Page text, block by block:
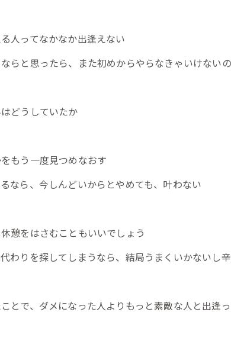
人ってなかなか出逢えない
らと思ったら、また初めからやらなきゃいけない
どうしていたか
もう一度見つめなおす
なら、今しんどいからとやめても、叶わない
憩をはさむこともいいでしょう
わりを探してしまうなら、結局うまくいかないし
とで、ダメになった人よりもっと素敵な人と出逢